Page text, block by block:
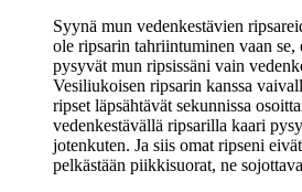
Syynä mun vedenkestävien
ole ripsarin tahriintuminen vaan se,
pysyvät mun ripsissäni vain
Vesiliukoisen ripsarin kanssa
ripset läpsähtävät sekunnissa
vedenkestävällä ripsarilla kaari
jotenkuten. Ja siis omat ripseni
pelkästään piikkisuorat, ne